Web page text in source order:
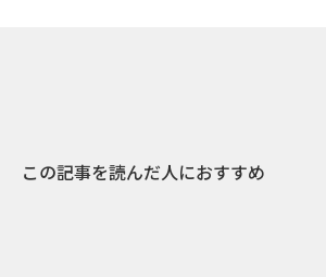
この記事を読んだ人におすすめ